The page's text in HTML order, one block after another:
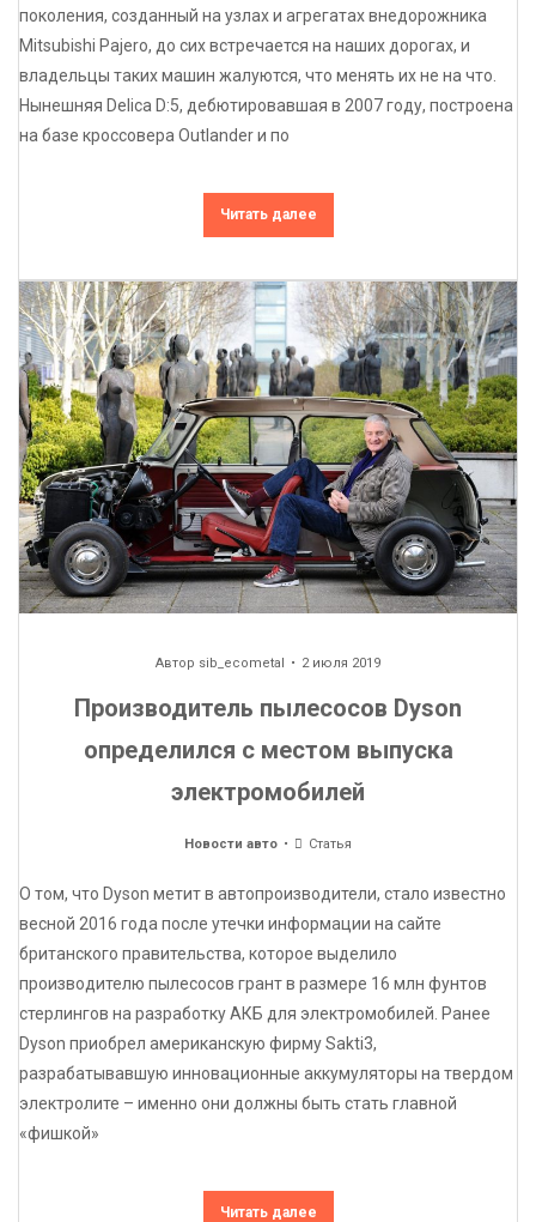
поколения, созданный на узлах и агрегатах внедорожника
Mitsubishi Pajero, до сих встречается на наших дорогах, и
владельцы таких машин жалуются, что менять их не на что.
Нынешняя Delica D:5, дебютировавшая в 2007 году, построена
на базе кроссовера Outlander и по
Читать далее
Автор sib_ecometal 2 июля 2019
Производитель пылесосов Dyson
определился с местом выпуска
электромобилей
Новости авто Статья
О том, что Dyson метит в автопроизводители, стало известно
весной 2016 года после утечки информации на сайте
британского правительства, которое выделило
производителю пылесосов грант в размере 16 млн фунтов
стерлингов на разработку АКБ для электромобилей. Ранее
Dyson приобрел американскую фирму Sakti3,
разрабатывавшую инновационные аккумуляторы на твердом
электролите – именно они должны быть стать главной
«фишкой»
Читать далее